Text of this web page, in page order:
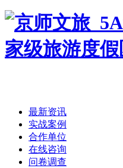
最新资讯
实战案例
合作单位
在线咨询
问卷调查